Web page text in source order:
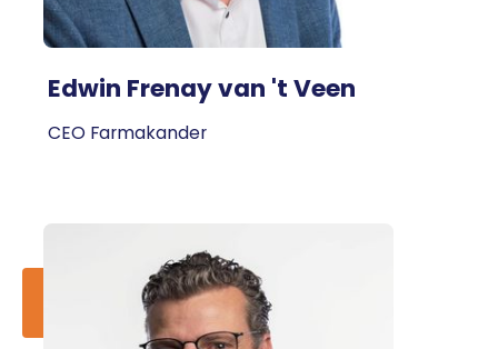
Edwin Frenay van 't Veen
CEO Farmakander